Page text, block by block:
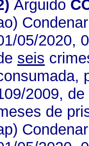
Arguido
05/2020,
seis
2009,
de